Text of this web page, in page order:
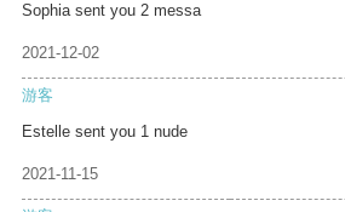
Sophia sent you 2 messa
2021-12-02
游客
Estelle sent you 1 nude
2021-11-15